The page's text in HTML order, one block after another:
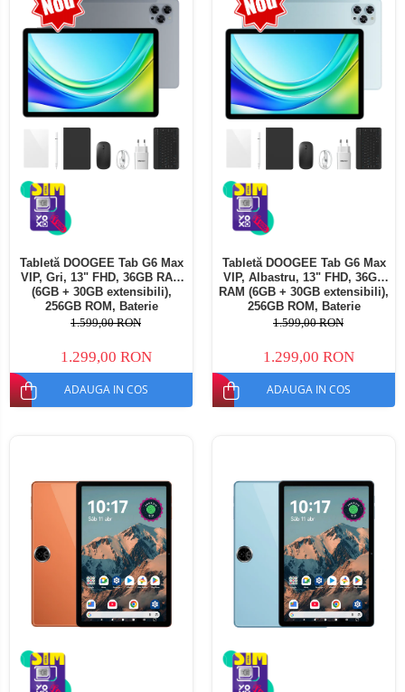
Telefoane mobile Ulefone
Telefoane mobile Unihertz
Telefoane mobile Cubot
Telefoane mobile Blackview
Telefoane mobile OSCAL
Telefoane mobile Fossibot
Telefoane mobile Lagenio
Telefoane mobile Samsung
Telefoane mobile iSEN
Telefoane mobile HUAWEI
Telefoane mobile iHunt
Telefoane mobile Xiaomi
Telefoane mobile Realme
Telefoane mobile ZTE Nubia
Tabletă DOOGEE Tab G6 Max
VIP, Gri, 13" FHD, 36GB RAM
(6GB + 30GB extensibili),
256GB ROM, Baterie
10800mAh, Android, Wi-Fi
1.599,00 RON
1.299,00 RON
ADAUGA IN COS
Tabletă DOOGEE Tab G6 Max
VIP, Albastru, 13" FHD, 36GB
RAM (6GB + 30GB extensibili),
256GB ROM, Baterie
10800mAh, Android, Wi-Fi
1.599,00 RON
1.299,00 RON
ADAUGA IN COS